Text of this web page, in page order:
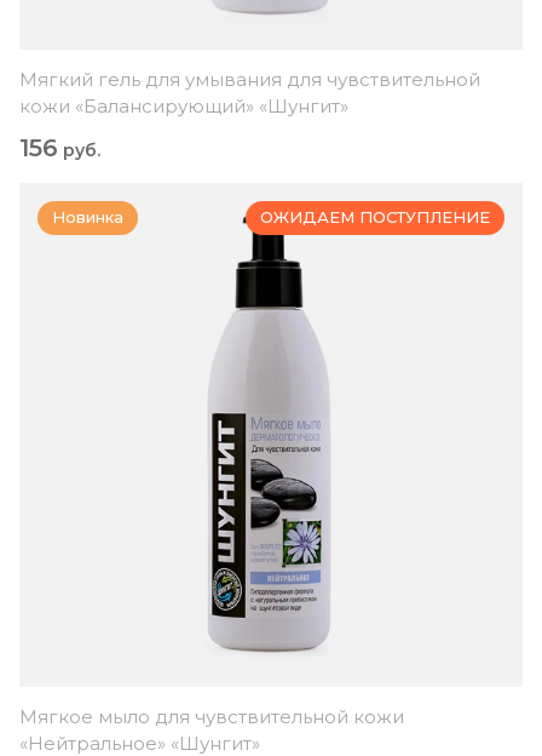
Мягкий гель для умывания для чувствительной
кожи «Балансирующий» «Шунгит»
156 руб.
Новинка ОЖИДАЕМ ПОСТУПЛЕНИЕ
Мягкое мыло для чувствительной кожи
«Нейтральное» «Шунгит»